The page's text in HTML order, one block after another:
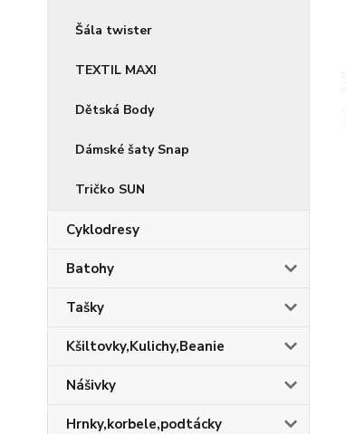
Šála twister
TEXTIL MAXI
Dětská Body
Dámské šaty Snap
Tričko SUN
Cyklodresy
Batohy
Tašky
Kšiltovky,Kulichy,Beanie
Nášivky
Hrnky,korbele,podtácky